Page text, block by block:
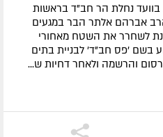
נחלת הר חב"ד בראשות
אברהם אלתר הבר במגעים
לשחרר את השטח מאחורי
בשם 'פס חב"ד' לבניית בתים
והרשמה ולאחר דחיות ש...